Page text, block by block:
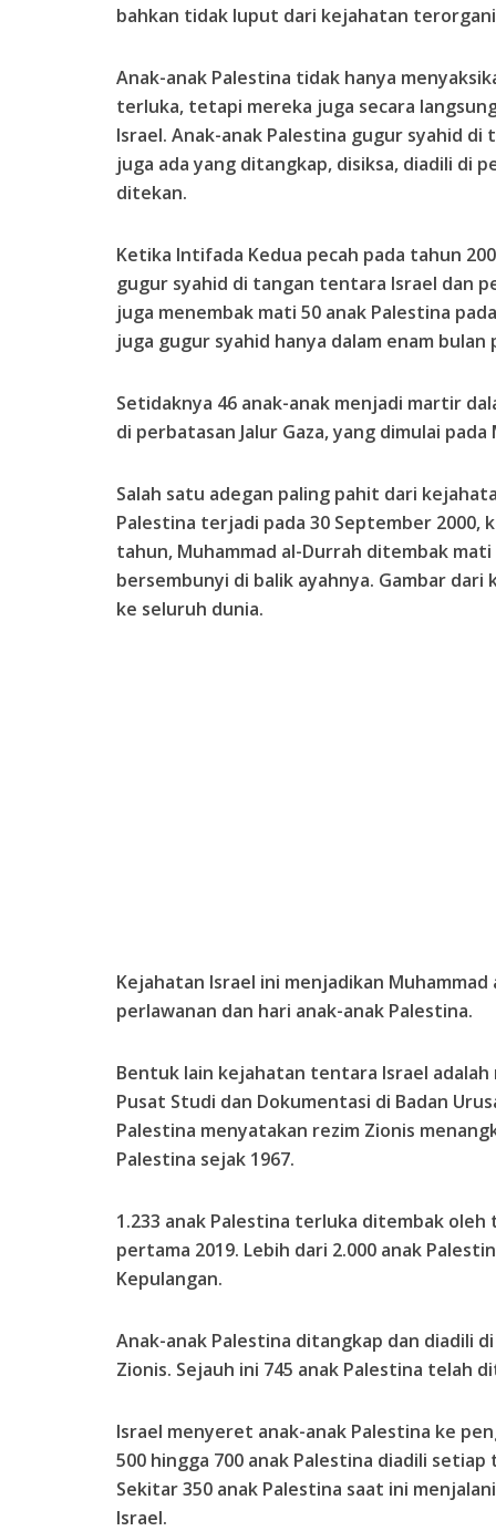
bahkan tidak luput dari kejahatan
Anak-anak Palestina tidak hanya
terluka, tetapi mereka juga secara
Israel. Anak-anak Palestina gugur syahid
juga ada yang ditangkap, disiksa, diadili di
ditekan.
Ketika Intifada Kedua pecah pada tahun
gugur syahid di tangan tentara Israel dan
juga menembak mati 50 anak Palestina
juga gugur syahid hanya dalam enam bulan
Setidaknya 46 anak-anak menjadi martir
di perbatasan Jalur Gaza, yang dimulai pada
Salah satu adegan paling pahit dari
Palestina terjadi pada 30 September 2000,
tahun, Muhammad al-Durrah ditembak
bersembunyi di balik ayahnya. Gambar
ke seluruh dunia.
Kejahatan Israel ini menjadikan
perlawanan dan hari anak-anak Palestina.
Bentuk lain kejahatan tentara Israel adalah
Pusat Studi dan Dokumentasi di Badan
Palestina menyatakan rezim Zionis
Palestina sejak 1967.
1.233 anak Palestina terluka ditembak
pertama 2019. Lebih dari 2.000 anak
Kepulangan.
Anak-anak Palestina ditangkap dan diadili
Zionis. Sejauh ini 745 anak Palestina telah
Israel menyeret anak-anak Palestina ke
500 hingga 700 anak Palestina diadili
Sekitar 350 anak Palestina saat ini
Israel.